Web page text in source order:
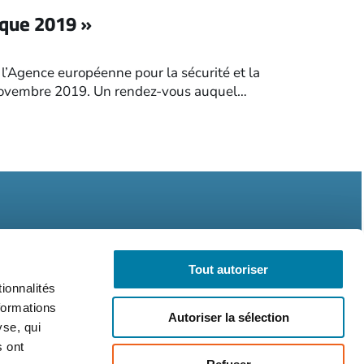
qui
ont
Tout autoriser
Autoriser la sélection
2019 »
européenne pour la sécurité et la
2019. Un rendez-vous auquel…